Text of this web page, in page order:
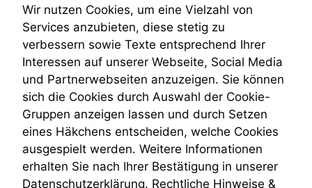
Teilungsklage
Venezuela
VRK
Wiederherstellungsanordnung
Zivilprozessordnung
ZPO
Zustellfiktion
Zuständigkeit
Öffentliches Personalrecht
Öffentlichkeitsprinzip
Wir nutzen Cookies, um eine Vielzahl von
Services anzubieten, diese stetig zu
verbessern sowie Texte entsprechend Ihrer
Interessen auf unserer Webseite, Social Media
und Partnerwebseiten anzuzeigen. Sie können
sich die Cookies durch Auswahl der Cookie-
Gruppen anzeigen lassen und durch Setzen
eines Häkchens entscheiden, welche Cookies
ausgespielt werden. Weitere Informationen
erhalten Sie nach Ihrer Bestätigung in unserer
Datenschutzerklärung. Rechtliche Hinweise &